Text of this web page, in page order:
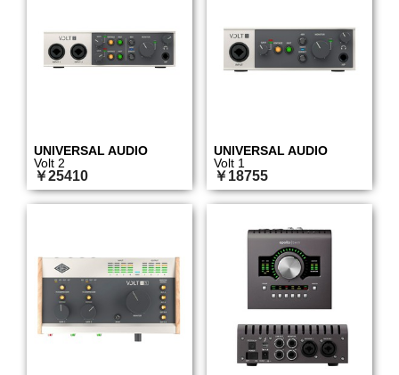
UNIVERSAL AUDIO
Volt 2
￥25410
UNIVERSAL AUDIO
Volt 1
￥18755